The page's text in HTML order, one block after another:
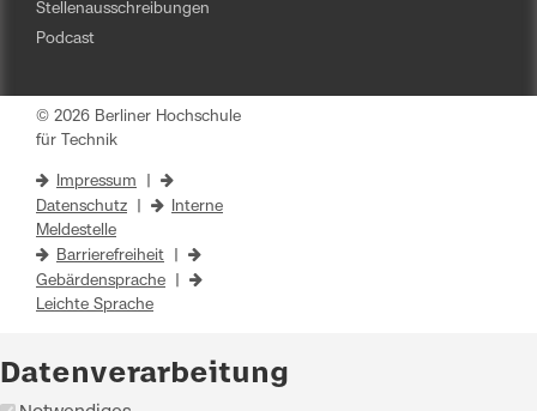
Stellenausschreibungen
Podcast
© 2026 Berliner Hochschule
für Technik
Impressum
Datenschutz
Interne
Meldestelle
Barrierefreiheit
Gebärdensprache
Leichte Sprache
Datenverarbeitung